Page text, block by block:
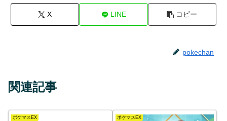
X LINE コピー
pokechan
関連記事
ポケマスEX ポケマスEX